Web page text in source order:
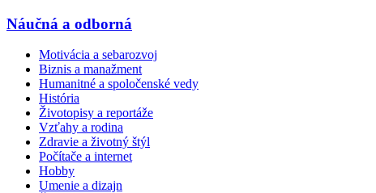
Náučná a odborná
Motivácia a sebarozvoj
Biznis a manažment
Humanitné a spoločenské vedy
História
Životopisy a reportáže
Vzťahy a rodina
Zdravie a životný štýl
Počítače a internet
Hobby
Umenie a dizajn